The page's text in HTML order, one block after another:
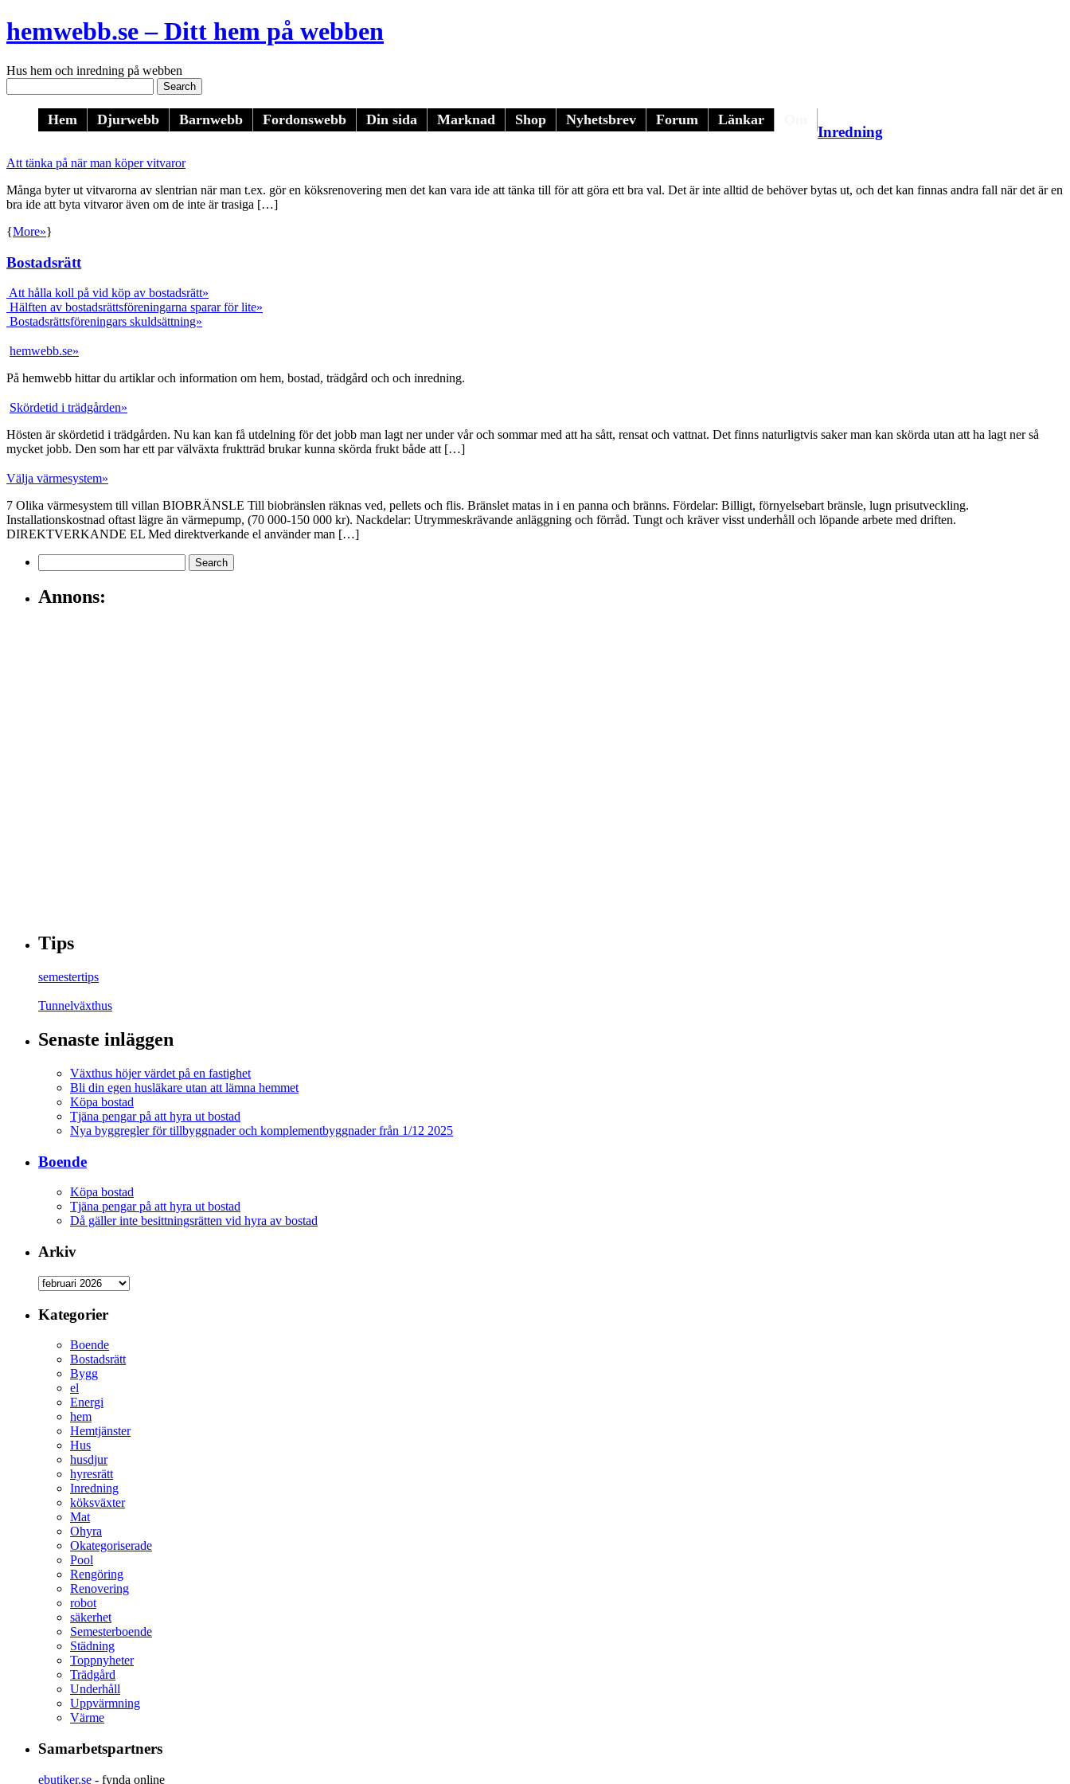
hemwebb.se – Ditt hem på webben
Hus hem och inredning på webben
Hem Djurwebb Barnwebb Fordonswebb Din sida Marknad Shop Nyhetsbrev Forum Länkar
Inredning
Att tänka på när man köper vitvaror
Många byter ut vitvarorna av slentrian när man t.ex. gör en köksrenovering men det kan vara ide att tänka till för att göra ett bra val. Det är inte alltid de behöver bytas ut, och det kan finnas andra fall när det är en
bra ide att byta vitvaror även om de inte är trasiga […]
{More»}
Bostadsrätt
Att hålla koll på vid köp av bostadsrätt»
Hälften av bostadsrättsföreningarna sparar för lite»
Bostadsrättsföreningars skuldsättning»
hemwebb.se»
På hemwebb hittar du artiklar och information om hem, bostad, trädgård och och inredning.
Skördetid i trädgården»
Hösten är skördetid i trädgården. Nu kan kan få utdelning för det jobb man lagt ner under vår och sommar med att ha sått, rensat och vattnat. Det finns naturligtvis saker man kan skörda utan att ha lagt ner så
mycket jobb. Den som har ett par välväxta fruktträd brukar kunna skörda frukt både att […]
Välja värmesystem»
7 Olika värmesystem till villan BIOBRÄNSLE Till biobränslen räknas ved, pellets och flis. Bränslet matas in i en panna och bränns. Fördelar: Billigt, förnyelsebart bränsle, lugn prisutveckling.
Installationskostnad oftast lägre än värmepump, (70 000-150 000 kr). Nackdelar: Utrymmeskrävande anläggning och förråd. Tungt och kräver visst underhåll och löpande arbete med driften.
DIREKTVERKANDE EL Med direktverkande el använder man […]
Annons:
Tips
semestertips
Tunnelväxthus
Senaste inläggen
Växthus höjer värdet på en fastighet
Bli din egen husläkare utan att lämna hemmet
Köpa bostad
Tjäna pengar på att hyra ut bostad
Nya byggregler för tillbyggnader och komplementbyggnader från 1/12 2025
Boende
Köpa bostad
Tjäna pengar på att hyra ut bostad
Då gäller inte besittningsrätten vid hyra av bostad
Arkiv
Kategorier
Boende
Bostadsrätt
Bygg
el
Energi
hem
Hemtjänster
Hus
husdjur
hyresrätt
Inredning
köksväxter
Mat
Ohyra
Okategoriserade
Pool
Rengöring
Renovering
robot
säkerhet
Semesterboende
Städning
Toppnyheter
Trädgård
Underhåll
Uppvärmning
Värme
Samarbetspartners
ebutiker.se - fynda online